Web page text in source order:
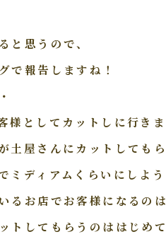
と思うので、
で報告しますね！
様としてカットしに行き
土屋さんにカットしても
ミディアムくらいにしよ
るお店でお客様になるの
トしてもらうのははじめ